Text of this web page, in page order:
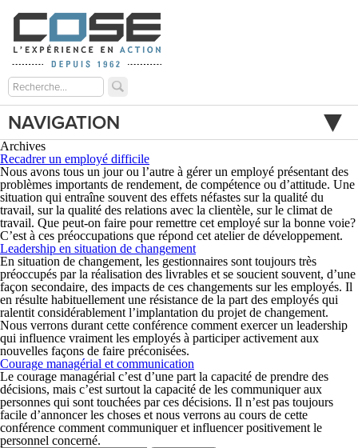
NAVIGATION
Archives
Recadrer un employé difficile
Nous avons tous un jour ou l’autre à gérer un employé présentant des
problèmes importants de rendement, de compétence ou d’attitude. Une
situation qui entraîne souvent des effets néfastes sur la qualité du
travail, sur la qualité des relations avec la clientèle, sur le climat de
travail. Que peut-on faire pour remettre cet employé sur la bonne voie?
C’est à ces préoccupations que répond cet atelier de développement.
Leadership en situation de changement
En situation de changement, les gestionnaires sont toujours très
préoccupés par la réalisation des livrables et se soucient souvent, d’une
façon secondaire, des impacts de ces changements sur les employés. Il
en résulte habituellement une résistance de la part des employés qui
ralentit considérablement l’implantation du projet de changement.
Nous verrons durant cette conférence comment exercer un leadership
qui influence vraiment les employés à participer activement aux
nouvelles façons de faire préconisées.
Courage managérial et communication
Le courage managérial c’est d’une part la capacité de prendre des
décisions, mais c’est surtout la capacité de les communiquer aux
personnes qui sont touchées par ces décisions. Il n’est pas toujours
facile d’annoncer les choses et nous verrons au cours de cette
conférence comment communiquer et influencer positivement le
personnel concerné.